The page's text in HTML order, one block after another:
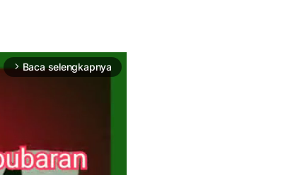
arrow_forward_ios Baca selengkapnya